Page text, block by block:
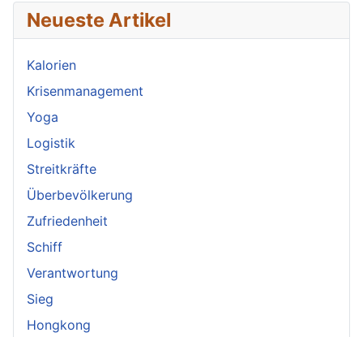
Neueste Artikel
Kalorien
Krisenmanagement
Yoga
Logistik
Streitkräfte
Überbevölkerung
Zufriedenheit
Schiff
Verantwortung
Sieg
Hongkong